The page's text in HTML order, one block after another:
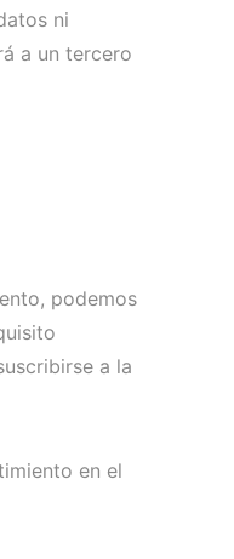
ni
a un tercero
podemos
a la
en el